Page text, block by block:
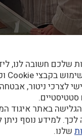
ה עוזר/
השעות 09:00-17:00)
שלכם חשובה לנו,
לצרכי ניטור,
סטטיסטיים.
באתר איגוד
למידע נוסף ניתן
שלנו.